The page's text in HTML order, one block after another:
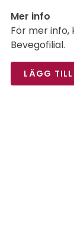
Mer info
För mer
Bevegofilial.
LÄGG TILL